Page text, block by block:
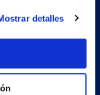
detalles